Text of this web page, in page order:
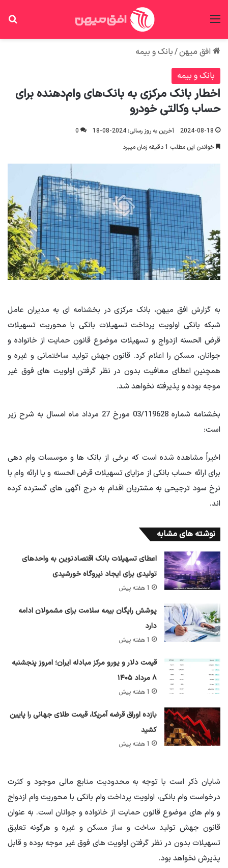
افق میهن/بانک و بیمه
بانک و بیمه
اخطار بانک مرکزی به بانک‌های وام‌دهنده برای
حساب وکالتی خودرو
2024-08-18 آخرین به روز رسانی: 2024-08-18
0
خواندن این مطلب 1 دقیقه زمان میبرد
به گزارش افق میهن، بانک مرکزی در بخشنامه ای به مدیران عامل
شبکه بانکی اولویت پرداخت تسهیلات بانکی با محوریت تسهیلات
قرض الحسنه ازدواج و تسهیلات موضوع قانون حمایت از خانواده و
جوانان، مسکن را اعلام کرد. قانون جهش تولید ساختمانی و غیره و
همچنین اعطای معافیت بدون در نظر گرفتن اولویت های فوق غیر
موجه بوده و پذیرفته نخواهد شد.
بخشنامه شماره 03/119628 مورخ 27 مرداد ماه امسال به شرح زیر
است:
اخیراً مشاهده شده است که برخی از بانک ها و موسسات وام دهی
برای ارائه حساب بانکی از مزایای تسهیلات قرض الحسنه و یا ارائه وام با
نرخ سود ترجیحی به مشتریان اقدام به درج آگهی های گسترده کرده
اند.
نوشته های مشابه
اعطای تسهیلات بانک اقتصادنوین به واحدهای
تولیدی برای ایجاد نیروگاه خورشیدی
1 هفته پیش
پوشش رایگان بیمه سلامت برای مشمولان ادامه
دارد
1 هفته پیش
قیمت دلار و یورو مرکز مبادله ایران؛ امروز پنجشنبه
۸ مرداد ۱۴۰۵
1 هفته پیش
بازده اوراق قرضه آمریکا، قیمت طلای جهانی را پایین
کشید
1 هفته پیش
شایان ذکر است با توجه به محدودیت منابع مالی موجود و کثرت
درخواست وام بانکی، اولویت پرداخت وام بانکی با محوریت وام ازدواج
و وام های موضوع قانون حمایت از خانواده و جوانان است. به عنوان
قانون جهش تولید ساخت و ساز مسکن و غیره و هرگونه تعلیق
تسهیلات بدون در نظر گرفتن اولویت های فوق غیر موجه بوده و قابل
پذیرش نخواهد بود.